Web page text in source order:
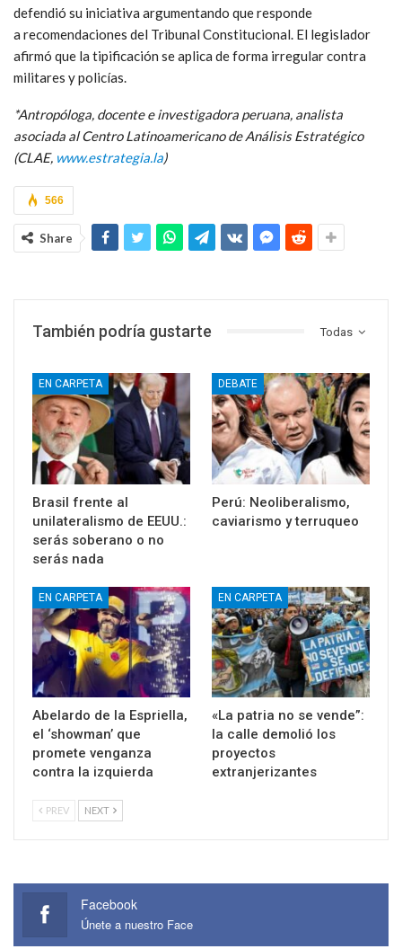
defendió su iniciativa argumentando que responde
a recomendaciones del Tribunal Constitucional. El legislador
afirmó que la tipificación se aplica de forma irregular contra
militares y policías.
*Antropóloga, docente e investigadora peruana, analista
asociada al Centro Latinoamericano de Análisis Estratégico
(CLAE, www.estrategia.la)
566
Share
Todas
También podría gustarte
EN CARPETA
Brasil frente al
unilateralismo de EEUU.:
serás soberano o no
serás nada
DEBATE
Perú: Neoliberalismo,
caviarismo y terruqueo
EN CARPETA
Abelardo de la Espriella,
el ‘showman’ que
promete venganza
contra la izquierda
EN CARPETA
«La patria no se vende”:
la calle demolió los
proyectos
extranjerizantes
PREV NEXT
Facebook
Únete a nuestro Face